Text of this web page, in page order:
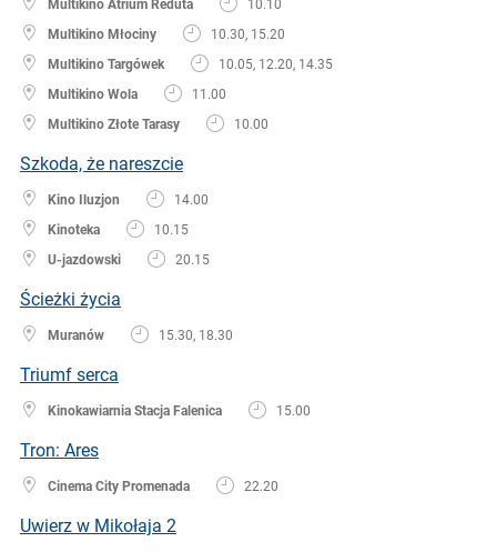
Multikino Atrium Reduta
10.10
Multikino Młociny
10.30, 15.20
Multikino Targówek
10.05, 12.20, 14.35
Multikino Wola
11.00
Multikino Złote Tarasy
10.00
Szkoda, że nareszcie
Kino Iluzjon
14.00
Kinoteka
10.15
U-jazdowski
20.15
Ścieżki życia
Muranów 15.30, 18.30
Triumf serca
Kinokawiarnia Stacja Falenica 15.00
Tron: Ares
Cinema City Promenada 22.20
Uwierz w Mikołaja 2